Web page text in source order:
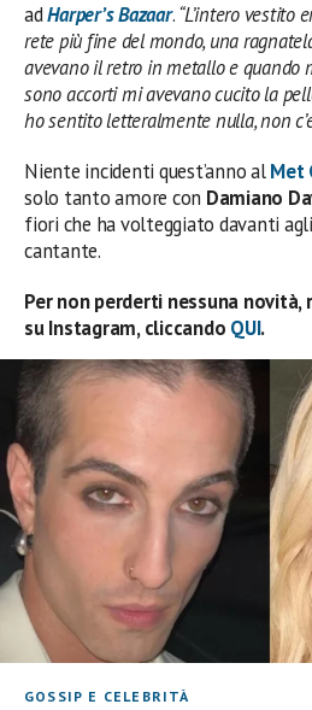
adHarper’s Bazaar.“L’intero vestito
rete più fine del mondo, una
avevano il retro in metalloe quando
sono accorti mi avevano cucito la
ho sentito letteralmente nulla, non
Niente incidenti quest’anno alMet
solo tanto amore con Damiano
fiori che ha volteggiato davanti
cantante.
Per non perderti nessuna novità,
su Instagram, cliccando QUI.
GOSSIP E CELEBRITÀ